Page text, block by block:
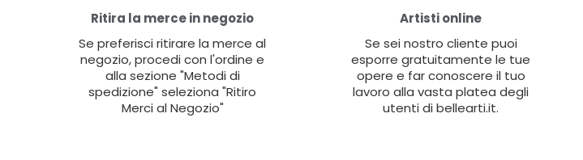
Ritira la merce in negozio
Se preferisci ritirare la merce al
negozio, procedi con l'ordine e
alla sezione "Metodi di
spedizione" seleziona "Ritiro
Merci al Negozio"
Artisti online
Se sei nostro cliente puoi
esporre gratuitamente le tue
opere e far conoscere il tuo
lavoro alla vasta platea degli
utenti di bellearti.it.